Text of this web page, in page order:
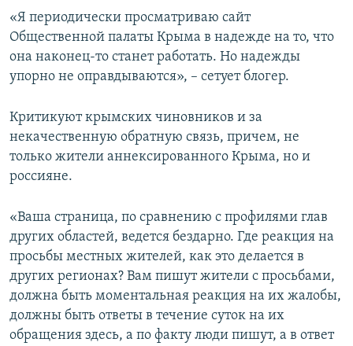
«Я периодически просматриваю сайт
Общественной палаты Крыма в надежде на то, что
она наконец-то станет работать. Но надежды
упорно не оправдываются», – сетует блогер.
Критикуют крымских чиновников и за
некачественную обратную связь, причем, не
только жители аннексированного Крыма, но и
россияне.
«Ваша страница, по сравнению с профилями глав
других областей, ведется бездарно. Где реакция на
просьбы местных жителей, как это делается в
других регионах? Вам пишут жители с просьбами,
должна быть моментальная реакция на их жалобы,
должны быть ответы в течение суток на их
обращения здесь, а по факту люди пишут, а в ответ